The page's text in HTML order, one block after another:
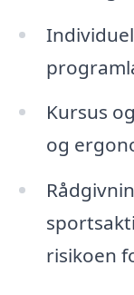
Kursus
og
risikoen